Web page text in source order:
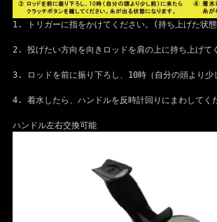
1. トリガーに指をかけてください。(持ち上げた状態
2. 投げたい方向を向きロッドを肩の上に持ち上げて
3. ロッドを前に振り下ろし、10時（自分の頭より少
4. 着水したら、ハンドルを反時計回りにまわしてく
ハンドル左右交換可能